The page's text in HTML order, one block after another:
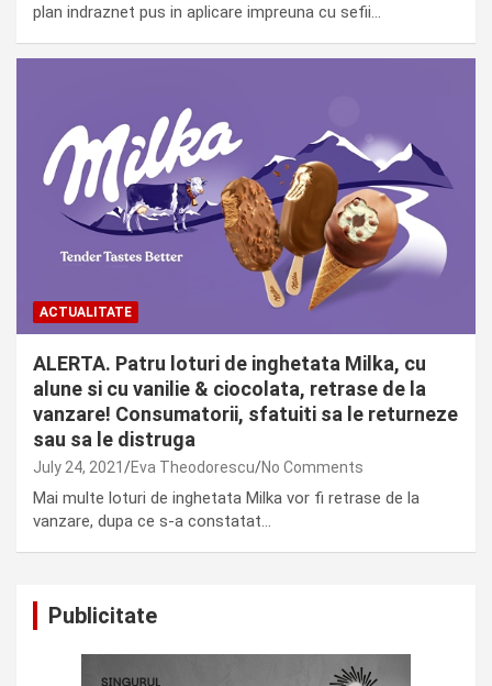
plan indraznet pus in aplicare impreuna cu sefii…
ACTUALITATE
ALERTA. Patru loturi de inghetata Milka, cu
alune si cu vanilie & ciocolata, retrase de la
vanzare! Consumatorii, sfatuiti sa le returneze
sau sa le distruga
July 24, 2021 Eva Theodorescu No Comments
Mai multe loturi de inghetata Milka vor fi retrase de la
vanzare, dupa ce s-a constatat…
Publicitate